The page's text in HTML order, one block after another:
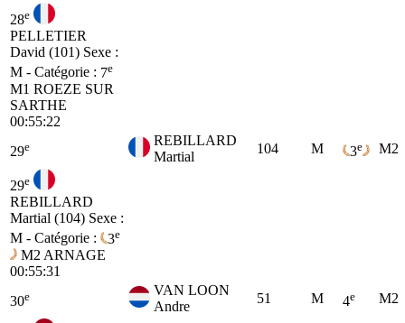
28e
PELLETIER
David (101) Sexe :
M - Catégorie : 7e
M1 ROEZE SUR
SARTHE
00:55:22
29e
REBILLARD
Martial
104 M 3e M2
29e
REBILLARD
Martial (104) Sexe :
M - Catégorie :
3e
M2 ARNAGE
00:55:31
30e
VAN LOON
Andre
51 M 4e M2